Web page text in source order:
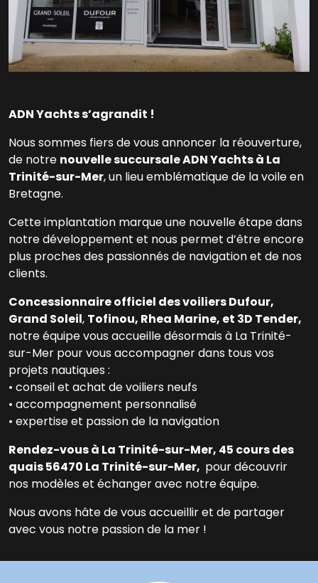
ADN Yachts s’agrandit !
Nous sommes fiers de vous annoncer la réouverture,
de notre nouvelle succursale ADN Yachts à La
Trinité-sur-Mer, un lieu emblématique de la voile en
Bretagne.
Cette implantation marque une nouvelle étape dans
notre développement et nous permet d’être encore
plus proches des passionnés de navigation et de nos
clients.
Concessionnaire officiel des voiliers Dufour,
Grand Soleil, Tofinou, Rhea Marine, et 3D Tender,
notre équipe vous accueille désormais à La Trinité-
sur-Mer pour vous accompagner dans tous vos
projets nautiques :
• conseil et achat de voiliers neufs
• accompagnement personnalisé
• expertise et passion de la navigation
Rendez-vous à La Trinité-sur-Mer, 45 cours des
quais 56470 La Trinité-sur-Mer, pour découvrir
nos modèles et échanger avec notre équipe.
Nous avons hâte de vous accueillir et de partager
avec vous notre passion de la mer !